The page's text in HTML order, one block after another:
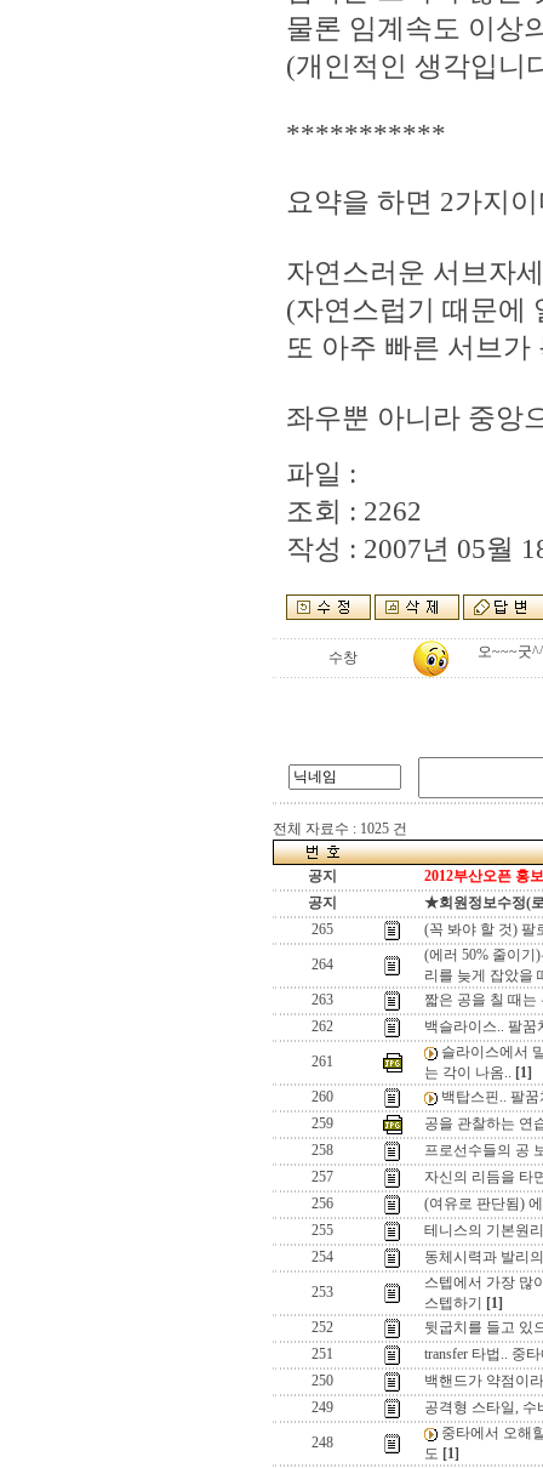
물론 임계속도 이상
(개인적인 생각입니
***********
요약을 하면 2가지
자연스러운 서브자
(자연스럽기 때문에
또 아주 빠른 서브
좌우뿐 아니라 중앙
파일 :
조회 : 2262
작성 : 2007년 05월
수창 오~~~굿
전체 자료수 : 1025 건
공지
2012부산오픈 홍
공지
★회원정보수정(
265
(꼭 봐야 할 것) 팔
264
(에러 50% 줄이기
리를 늦게 잡았을
263
짧은 공을 칠 때는
262
백슬라이스.. 팔꿈
261
슬라이스에서
는 각이 나옴.. [1]
260
백탑스핀.. 팔
259
공을 관찰하는 연
258
프로선수들의 공
257
자신의 리듬을 타
256
(여유로 판단됨)
255
테니스의 기본원
254
동체시력과 발리
253
스텝에서 가장 많
스텝하기
[1]
252
뒷굽치를 들고 있
251
transfer 타법.. 중
250
백핸드가 약점이
249
공격형 스타일,
248
중타에서 오해
도 [1]